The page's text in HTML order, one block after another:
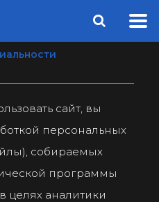
сайт, вы
персональных
собираемых
программы
целях аналитики